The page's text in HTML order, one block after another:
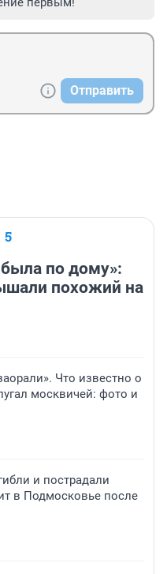
Отправить
по дому»:
похожий на
Что известно о
москвичей: фото и
и пострадали
в Подмосковье после